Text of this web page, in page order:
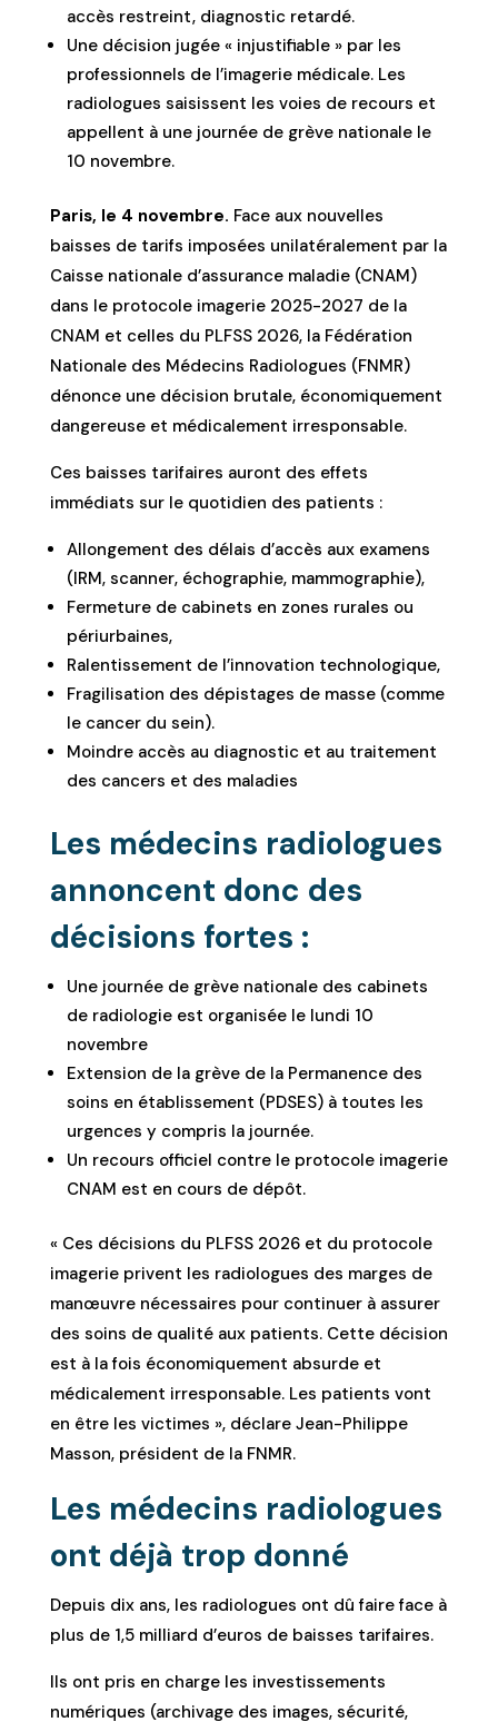
accès restreint, diagnostic retardé.
Une décision jugée « injustifiable » par les
professionnels de l’imagerie médicale. Les
radiologues saisissent les voies de recours et
appellent à une journée de grève nationale le
10 novembre.
Paris, le 4 novembre. Face aux nouvelles
baisses de tarifs imposées unilatéralement par la
Caisse nationale d’assurance maladie (CNAM)
dans le protocole imagerie 2025-2027 de la
CNAM et celles du PLFSS 2026, la Fédération
Nationale des Médecins Radiologues (FNMR)
dénonce une décision brutale, économiquement
dangereuse et médicalement irresponsable.
Ces baisses tarifaires auront des effets
immédiats sur le quotidien des patients :
Allongement des délais d’accès aux examens
(IRM, scanner, échographie, mammographie),
Fermeture de cabinets en zones rurales ou
périurbaines,
Ralentissement de l’innovation technologique,
Fragilisation des dépistages de masse (comme
le cancer du sein).
Moindre accès au diagnostic et au traitement
des cancers et des maladies
Les médecins radiologues
annoncent donc des
décisions fortes :
Une journée de grève nationale des cabinets
de radiologie est organisée le lundi 10
novembre
Extension de la grève de la Permanence des
soins en établissement (PDSES) à toutes les
urgences y compris la journée.
Un recours officiel contre le protocole imagerie
CNAM est en cours de dépôt.
« Ces décisions du PLFSS 2026 et du protocole
imagerie privent les radiologues des marges de
manœuvre nécessaires pour continuer à assurer
des soins de qualité aux patients. Cette décision
est à la fois économiquement absurde et
médicalement irresponsable. Les patients vont
en être les victimes », déclare Jean-Philippe
Masson, président de la FNMR.
Les médecins radiologues
ont déjà trop donné
Depuis dix ans, les radiologues ont dû faire face à
plus de 1,5 milliard d’euros de baisses tarifaires.
Ils ont pris en charge les investissements
numériques (archivage des images, sécurité,